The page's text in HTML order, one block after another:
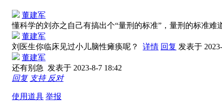
董建军
懂科学的刘亦之自己有搞出个“量刑的标准”，量刑的标准
董建军
刘医生你临床见过小儿脑性瘫痪呢？ 详情 回复 发表于
董建军
还有别急 发表于 2023-8-7 18:42
回复 支持 反对
使用道具 举报